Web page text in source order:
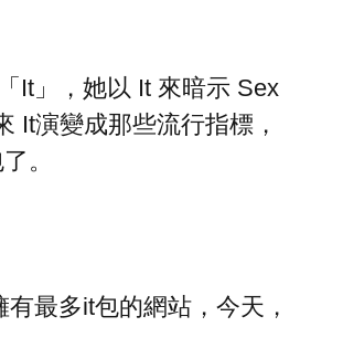
It」，她以 It 來暗示 Sex
It演變成那些流行指標，
。
最多it包的網站，今天，